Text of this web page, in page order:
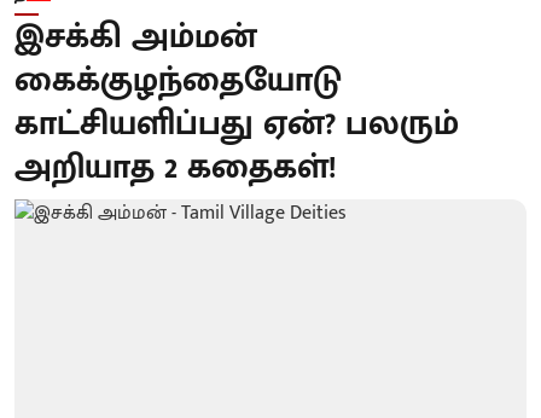
இசக்கி அம்மன்
கைக்குழந்தையோடு
காட்சியளிப்பது ஏன்? பலரும்
அறியாத 2 கதைகள்!